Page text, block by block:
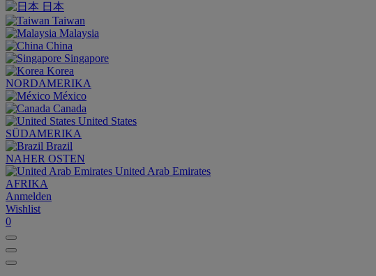
日本
Taiwan
Malaysia
China
Singapore
Korea
NORDAMERIKA
México
Canada
United States
SÜDAMERIKA
Brazil
NAHER OSTEN
United Arab Emirates
AFRIKA
Anmelden
Wishlist
0